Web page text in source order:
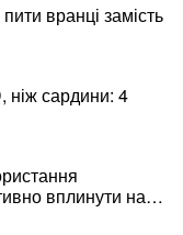
вранці замість
ніж сардини: 4
вплинути на